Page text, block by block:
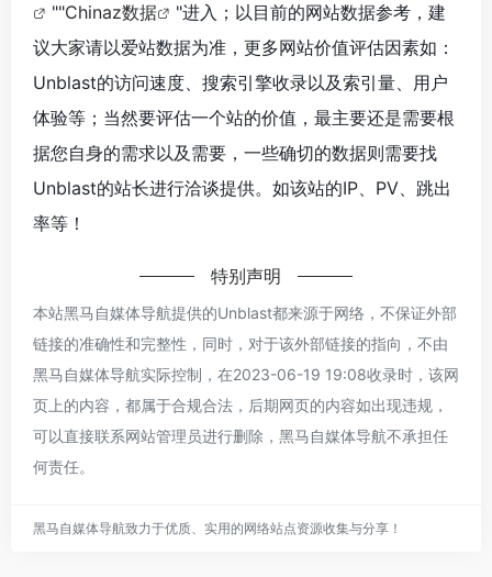
""Chinaz数据
"进入；以目前的网站数据参考，建
议大家请以爱站数据为准，更多网站价值评估因素如：
Unblast的访问速度、搜索引擎收录以及索引量、用户
体验等；当然要评估一个站的价值，最主要还是需要根
据您自身的需求以及需要，一些确切的数据则需要找
Unblast的站长进行洽谈提供。如该站的IP、PV、跳出
率等！
特别声明
本站黑马自媒体导航提供的Unblast都来源于网络，不保证外部
链接的准确性和完整性，同时，对于该外部链接的指向，不由
黑马自媒体导航实际控制，在2023-06-19 19:08收录时，该网
页上的内容，都属于合规合法，后期网页的内容如出现违规，
可以直接联系网站管理员进行删除，黑马自媒体导航不承担任
何责任。
黑马自媒体导航致力于优质、实用的网络站点资源收集与分享！